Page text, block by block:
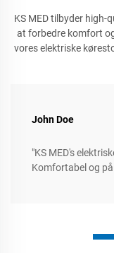
KS MED tilbyder high-
at forbedre komfort
vores elektriske
John Doe
"KS MED's
Komfortabel og